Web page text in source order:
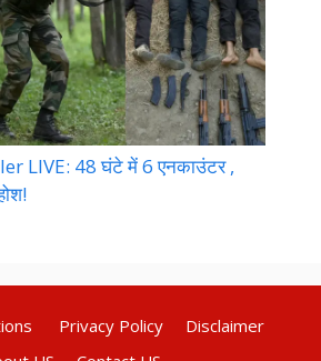
LIVE: 48 घंटे में 6 एनकाउंटर ,
Privacy Policy
Disclaimer